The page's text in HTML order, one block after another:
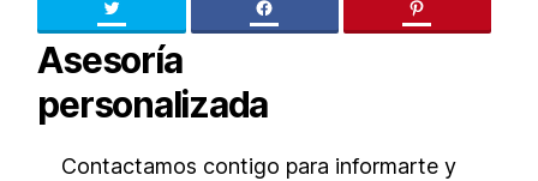
Twitter facebook pinteres
Asesoría
personalizada
Contactamos contigo para informarte y